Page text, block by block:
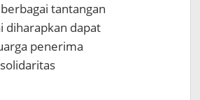
tantangan
diharapkan dapat
penerima